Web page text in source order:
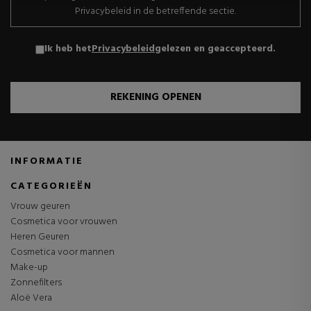
Privacybeleid in de betreffende sectie.
Ik heb hetPrivacybeleidgelezen en geaccepteerd.
REKENING OPENEN
INFORMATIE
CATEGORIEËN
Vrouw geuren
Cosmetica voor vrouwen
Heren Geuren
Cosmetica voor mannen
Make-up
Zonnefilters
Aloë Vera